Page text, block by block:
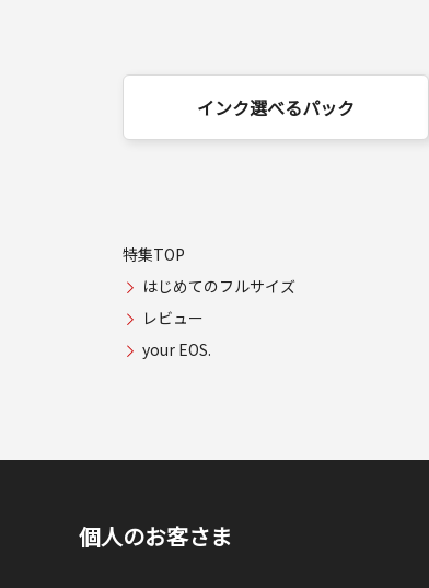
インク選べるパック
特集TOP
はじめてのフルサイズ
レビュー
your EOS.
個人のお客さま